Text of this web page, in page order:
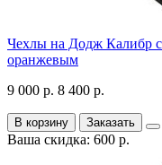
Чехлы на Додж Калибр
оранжевым
9 000 р. 8 400 р.
В корзину Заказать
Ваша скидка: 600 р.